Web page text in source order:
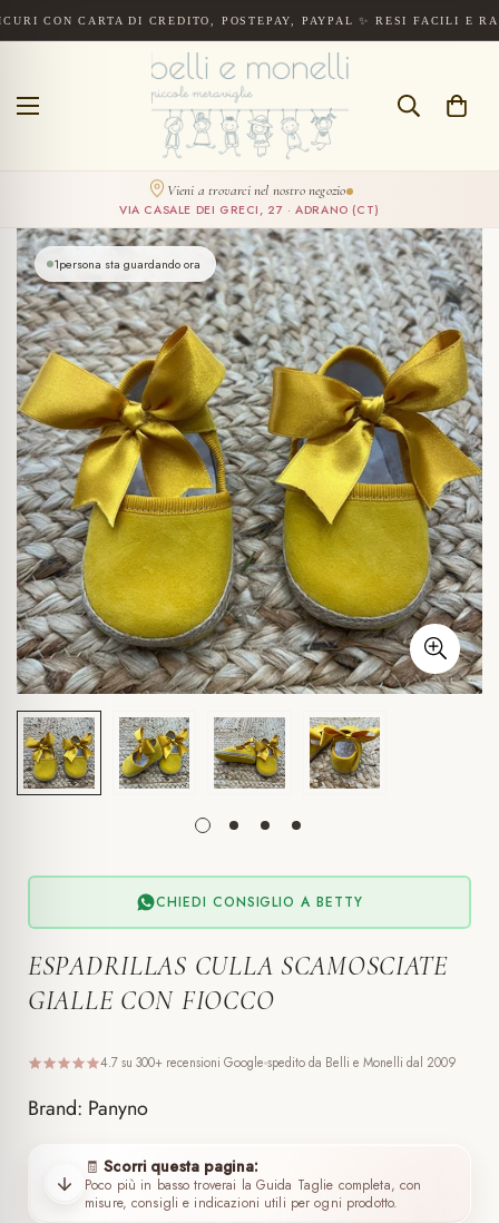
CARTA DI CREDITO, POSTEPAY, PAYPAL ✨ RESI FACILI E RAPIDI
Spedizione gratuita a partire da 300€. Pagamenti sicuri con carta di
CERCA
Vieni a trovarci nel nostro negozio
VIA CASALE DEI GRECI, 27 · ADRANO (CT)
1persona sta guardando ora
CHIEDI CONSIGLIO A BETTY
ESPADRILLAS CULLA SCAMOSCIATE
GIALLE CON FIOCCO
4.7 su 300+ recensioni Google spedito da Belli e Monelli dal 2009
Brand: Panyno
🧾Scorri questa pagina:
Poco più in basso troverai la Guida Taglie completa, con
misure, consigli e indicazioni utili per ogni prodotto.